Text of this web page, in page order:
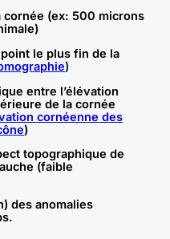
cornée (ex: 500 microns
le plus fin de la
)
entre l’élévation
de la cornée
cornéenne des
)
topographique de
(faible
des anomalies